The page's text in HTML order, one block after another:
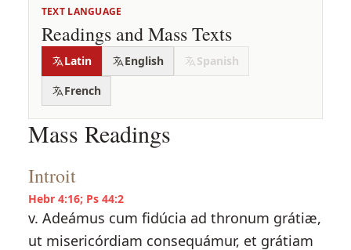
TEXT LANGUAGE
Readings and Mass Texts
Latin English
Spanish
French
Mass Readings
Introit
Hebr 4:16; Ps 44:2
v. Adeámus cum fidúcia ad thronum grátiæ,
ut misericórdiam consequámur, et grátiam